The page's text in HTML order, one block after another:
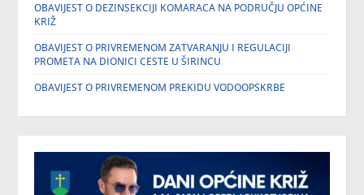
OBAVIJEST O DEZINSEKCIJI KOMARACA NA PODRUČJU OPĆINE
KRIŽ
OBAVIJEST O PRIVREMENOM ZATVARANJU I REGULACIJI
PROMETA NA DIONICI CESTE U ŠIRINCU
OBAVIJEST O PRIVREMENOM PREKIDU VODOOPSKRBE